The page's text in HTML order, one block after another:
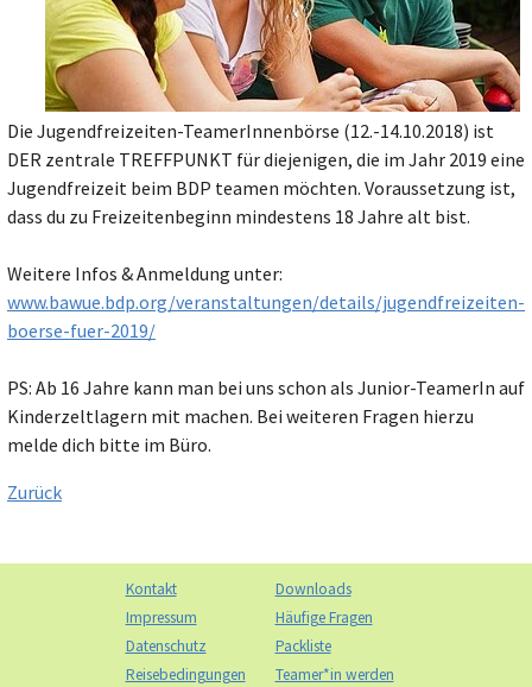
Die Jugendfreizeiten-TeamerInnenbörse (12.-14.10.2018) ist
DER zentrale TREFFPUNKT für diejenigen, die im Jahr 2019 eine
Jugendfreizeit beim BDP teamen möchten. Voraussetzung ist,
dass du zu Freizeitenbeginn mindestens 18 Jahre alt bist.
Weitere Infos & Anmeldung unter:
www.bawue.bdp.org/veranstaltungen/details/jugendfreizeiten-
boerse-fuer-2019/
PS: Ab 16 Jahre kann man bei uns schon als Junior-TeamerIn auf
Kinderzeltlagern mit machen. Bei weiteren Fragen hierzu
melde dich bitte im Büro.
Zurück
Kontakt
Impressum
Datenschutz
Reisebedingungen
Downloads
Häufige Fragen
Packliste
Teamer*in werden